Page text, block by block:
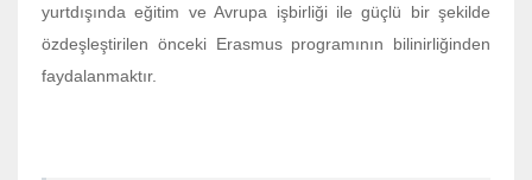
yurtdışında eğitim ve Avrupa işbirliği ile güçlü bir şekilde
özdeşleştirilen önceki Erasmus programının bilinirliğinden
faydalanmaktır.